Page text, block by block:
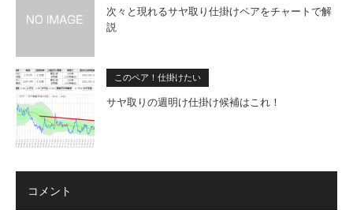
次々と現れるサヤ取り仕掛けペアをチャートで解
説
このペア！仕掛けたい
サヤ取りの週明け仕掛け候補はこれ！
コメント